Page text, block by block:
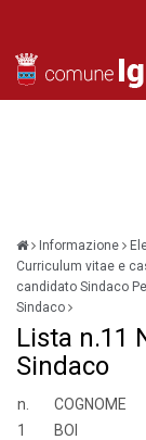
Informazione
Curriculum vitae e
candidato Sindaco
Sindaco
Lista n.11
Sindaco
n. COGNOME
1
BOI